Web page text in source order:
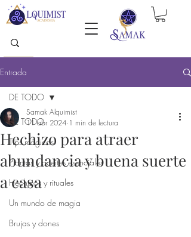
Entrada
DE TODO
Tips mágicos
Plantas y aceites esenciales
Hechizos y rituales
Un mundo de magia
Brujas y dones
DE TODO
Hechizo para atraer
abundancia y buena suerte
a casa
Samak Alquimist
11 abr 2024 1 min de lectura